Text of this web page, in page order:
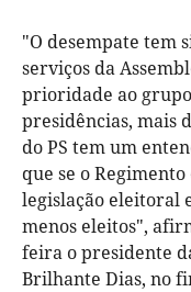
"O desempate tem
serviços da
prioridade ao
presidências, mais
do PS tem um
que se o
legislação eleitoral
menos eleitos",
feira o presidente
Brilhante Dias, no